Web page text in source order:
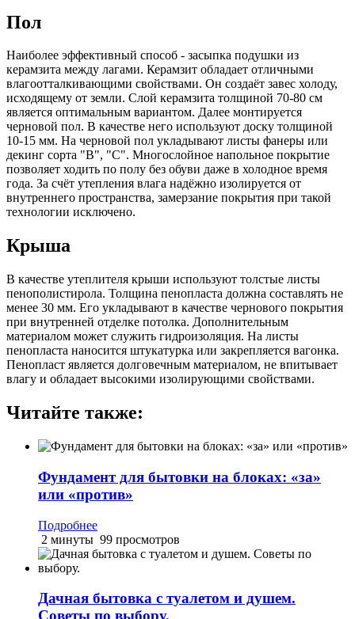
Пол
Наиболее эффективный способ - засыпка подушки из
керамзита между лагами. Керамзит обладает отличными
влагоотталкивающими свойствами. Он создаёт завес холоду,
исходящему от земли. Слой керамзита толщиной 70-80 см
является оптимальным вариантом. Далее монтируется
черновой пол. В качестве него используют доску толщиной
10-15 мм. На черновой пол укладывают листы фанеры или
декинг сорта "В", "С". Многослойное напольное покрытие
позволяет ходить по полу без обуви даже в холодное время
года. За счёт утепления влага надёжно изолируется от
внутреннего пространства, замерзание покрытия при такой
технологии исключено.
Крыша
В качестве утеплителя крыши используют толстые листы
пенополистирола. Толщина пенопласта должна составлять не
менее 30 мм. Его укладывают в качестве чернового покрытия
при внутренней отделке потолка. Дополнительным
материалом может служить гидроизоляция. На листы
пенопласта наносится штукатурка или закрепляется вагонка.
Пенопласт является долговечным материалом, не впитывает
влагу и обладает высокими изолирующими свойствами.
Читайте также:
Фундамент для бытовки на блоках: «за»
или «против»
Подробнее
2 минуты 99 просмотров
Дачная бытовка с туалетом и душем.
Советы по выбору.